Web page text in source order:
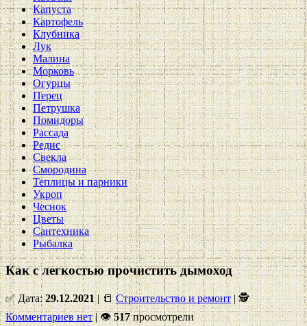
Капуста
Картофель
Клубника
Лук
Малина
Морковь
Огурцы
Перец
Петрушка
Помидоры
Рассада
Редис
Свекла
Смородина
Теплицы и парники
Укроп
Чеснок
Цветы
Сантехника
Рыбалка
Как с легкостью прочистить дымоход
✅ Дата:29.12.2021| 📒Строительство и ремонт| 🕵
Комментариев нет|👁517просмотрели